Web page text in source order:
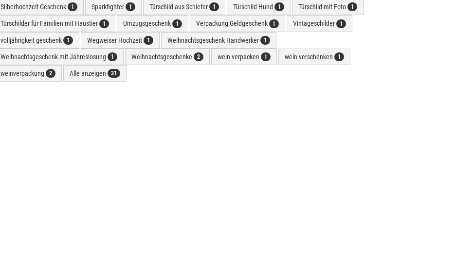
Silberhochzeit Geschenk 1 Sparkfighter 1 Türschild aus Schiefer 1 Türschild Hund 1 Türschild mit Foto 1
Türschilder für Familien mit Haustier 1 Umzugsgeschenk 1 Verpackung Geldgeschenk 1 Vintageschilder 1
volljährigkeit geschenk 1 Wegweiser Hochzeit 1 Weihnachtsgeschenk Handwerker 1
Weihnachtsgeschenk mit Jahreslosung 1 Weihnachtsgeschenke 2 wein verpacken 1 wein verschenken 1
weinverpackung 2 Alle anzeigen 31